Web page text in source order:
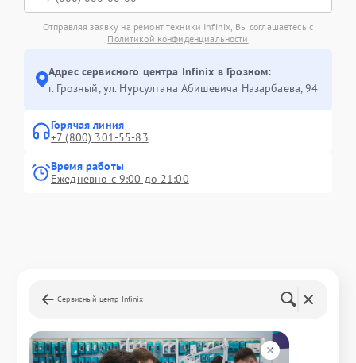
Отправляя заявку на ремонт техники Infinix, Вы соглашаетесь с
Политикой конфиденциальности
Адрес сервисного центра Infinix в Грозном:
г. Грозный, ул. Нурсултана Абишевича Назарбаева, 94
Горячая линия
+7 (800) 301-55-83
Время работы
Ежедневно с 9:00 до 21:00
Сервисный центр Infinix